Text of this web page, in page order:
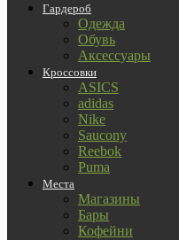
Гардероб
Одежда
Обувь
Аксессуары
Кроссовки
ASICS
adidas
Nike
Saucony
Reebok
Puma
Места
Магазины
Бары
Кофейни